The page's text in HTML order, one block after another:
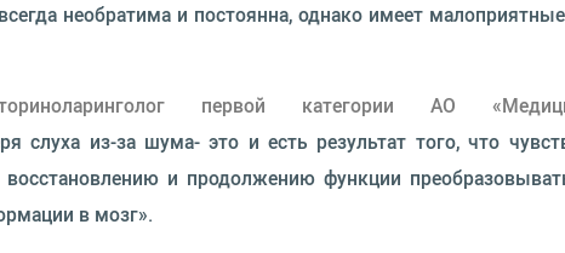
необратима и постоянна, однако имеет
первой категории АО
слуха из-за шума- это и есть результат того, что
и продолжению функции
в мозг».